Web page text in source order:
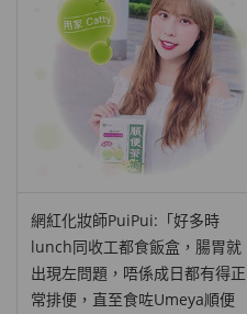
網紅化妝師PuiPui:「好多時
lunch同收工都食飯盒，腸胃就
出現左問題，唔係成日都有得正
常排便，直至食咗Umeya順便